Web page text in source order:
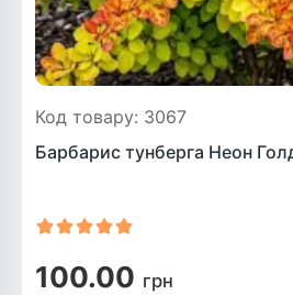
Код товару: 3067
Барбарис тунберга Неон
100.00 грн